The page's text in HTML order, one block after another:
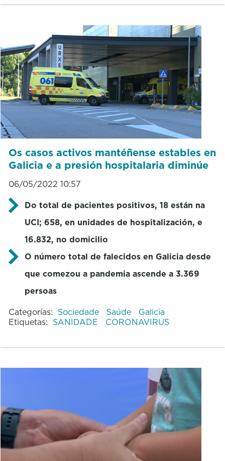
Os casos activos mantéñense estables en
Galicia e a presión hospitalaria diminúe
06/05/2022 10:57
Do total de pacientes positivos, 18 están na
UCI; 658, en unidades de hospitalización, e
16.832, no domicilio
O número total de falecidos en Galicia desde
que comezou a pandemia ascende a 3.369
persoas
Categorías: Sociedade Saúde
Galicia
Etiquetas: SANIDADE CORONAVIRUS